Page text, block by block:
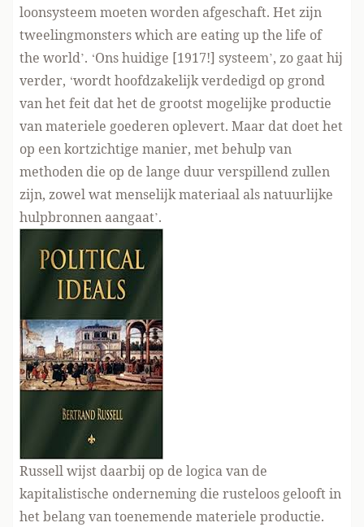
loonsysteem moeten worden afgeschaft. Het zijn
tweelingmonsters which are eating up the life of
the world’. ‘Ons huidige [1917!] systeem’, zo gaat hij
verder, ‘wordt hoofdzakelijk verdedigd op grond
van het feit dat het de grootst mogelijke productie
van materiele goederen oplevert. Maar dat doet het
op een kortzichtige manier, met behulp van
methoden die op de lange duur verspillend zullen
zijn, zowel wat menselijk materiaal als natuurlijke
hulpbronnen aangaat’.
Russell wijst daarbij op de logica van de
kapitalistische onderneming die rusteloos gelooft in
het belang van toenemende materiele productie.